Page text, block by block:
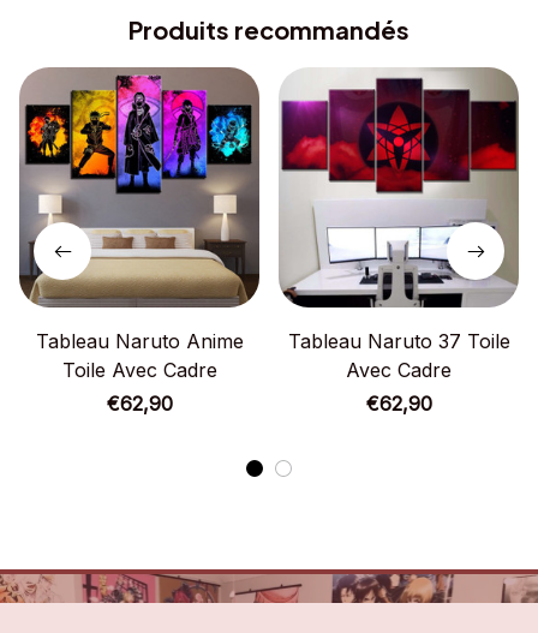
Produits recommandés
Tableau Naruto Anime
Toile Avec Cadre
€62,90
Tableau Naruto 37 Toile
Avec Cadre
€62,90